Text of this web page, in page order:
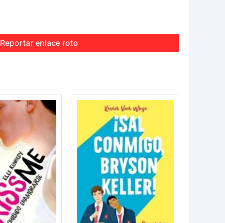
Reportar enlace roto